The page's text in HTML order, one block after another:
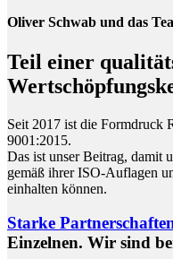
Oliver Schwab und das
Teil einer
Seit 2017 ist die Formdruck
9001:2015.
Das ist unser Beitrag, damit
gemäß ihrer ISO-Auflagen
einhalten können.
Starke
Einzelnen. Wir sind